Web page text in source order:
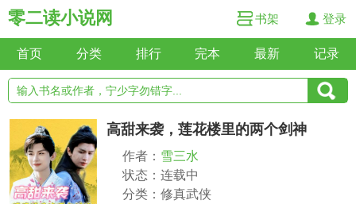
零二读小说网 书架 登录
首页 分类 排行 完本 最新 记录
高甜来袭，莲花楼里的两个剑神
作者： 雪三水
状态：连载中
分类：修真武侠